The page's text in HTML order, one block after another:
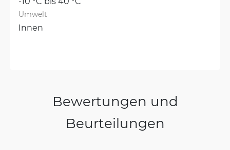
Umwelt
Innen
Bewertungen und
Beurteilungen